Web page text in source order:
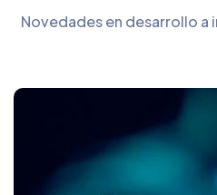
Novedades en desarrollo a